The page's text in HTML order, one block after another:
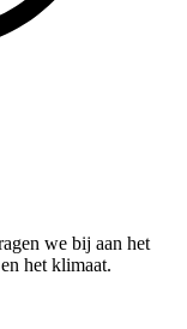
we bij aan het
het klimaat.